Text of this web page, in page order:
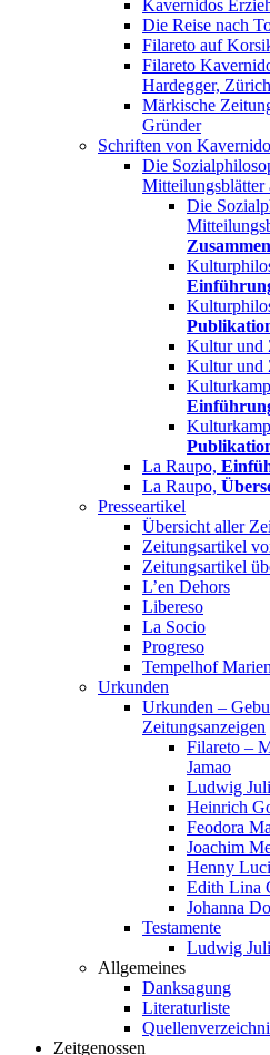
Kavernidos
Die Reise nach
Filareto auf
Filareto
Hardegger, Zürich
Märkische
Gründer
Schriften von Kavernido
Die
Mitteilungsblätter
Die
Kultur und
Kultur und
La Raupo,
La Raupo,
Presseartikel
Übersicht aller
Zeitungsartikel
Zeitungsartikel
L’en Dehors
Libereso
La Socio
Progreso
Tempelhof
Urkunden
Urkunden –
Zeitungsanzeigen
Filareto –
Jamao
Ludwig
Heinrich
Feodora
Joachim
Henny
Edith Lina
Johanna
Testamente
Ludwig
Allgemeines
Danksagung
Literaturliste
Zeitgenossen